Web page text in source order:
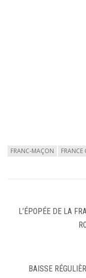
FRANC-MAÇON FRANCE
L’ÉPOPÉE DE LA
BAISSE